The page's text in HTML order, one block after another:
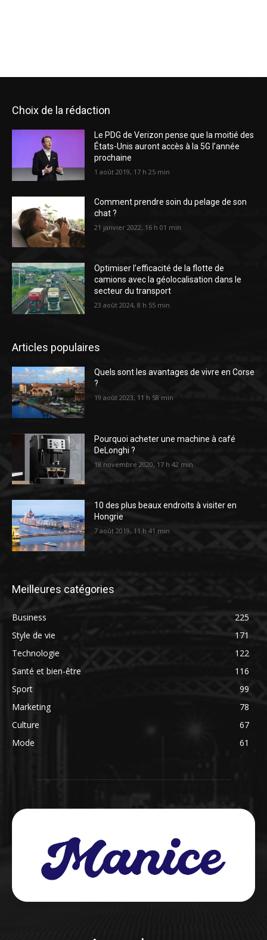
Choix de la rédaction
Le PDG de Verizon pense que la moitié des
États-Unis auront accès à la 5G l’année
prochaine
1 août 2019, 17 h 25 min
Comment prendre soin du pelage de son
chat ?
21 janvier 2022, 16 h 01 min
Optimiser l’efficacité de la flotte de
camions avec la géolocalisation dans le
secteur du transport
23 août 2024, 8 h 55 min
Articles populaires
Quels sont les avantages de vivre en Corse
?
19 août 2023, 11 h 58 min
Pourquoi acheter une machine à café
DeLonghi ?
18 novembre 2020, 17 h 42 min
10 des plus beaux endroits à visiter en
Hongrie
7 août 2019, 11 h 41 min
Meilleures catégories
Business
225
Style de vie
171
Technologie
122
Santé et bien-être
116
Sport
99
Marketing
78
Culture
67
Mode
61